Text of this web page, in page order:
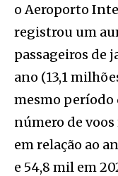
o Aeroporto
registrou um
passageiros de
ano (13,1
mesmo período
número de
em relação ao
e 54,8 mil em